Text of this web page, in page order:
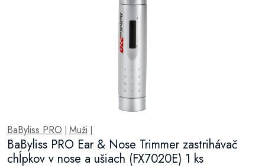
BaByliss PRO Muži
BaByliss PRO Ear & Nose Trimmer zastrihávač
chĺpkov v nose a ušiach (FX7020E) 1 ks